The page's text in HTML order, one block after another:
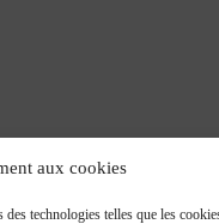
aux cookies
technologies telles que les